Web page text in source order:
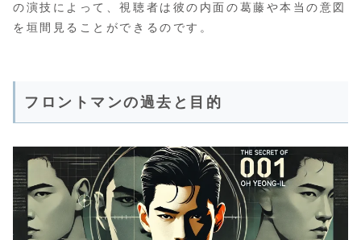
の演技によって、視聴者は彼の内面の葛藤や本当の意図
を垣間見ることができるのです。
フロントマンの過去と目的